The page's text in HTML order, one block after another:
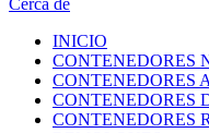
2.000,00 €.
INICIO
CONTENEDORES
CONTENEDORES
CONTENEDORES
CONTENEDORES